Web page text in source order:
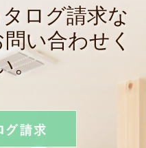
ログ請求な
い合わせく
。